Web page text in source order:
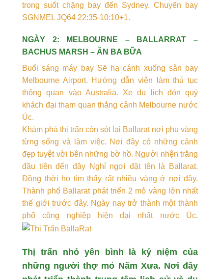
trong suốt chặng bay đến Sydney. Chuyến bay
SGNMEL JQ64 22:35-10:10+1.
NGÀY 2: MELBOURNE – BALLARRAT –
BACHUS MARSH – ĂN BA BỮA
Buổi sáng máy bay Sẽ hạ cánh xuống sân bay
Melbourne Airport. Hướng dẫn viên làm thủ tục
thông quan vào Australia. Xe du lịch đón quý
khách đại tham quan thắng cảnh Melbourne nước
Úc.
Khám phá thị trấn còn sót lại Ballarat nơi phu vàng
từng sống và làm việc. Nơi đây có những cảnh
đẹp tuyệt vời bên những bờ hồ. Người nhện trắng
đầu tiên đến đây Nghỉ ngơi đặt tên là Ballarat.
Đồng thời họ tìm thấy rất nhiều vàng ở nơi đây.
Thành phố Ballarat phát triển 2 mỏ vàng lớn nhất
thế giới trước đây. Ngày nay trở thành một thành
phố công nghiệp hiện đại nhất nước Úc.
Thị trấn nhỏ yên bình là kỷ niệm của
những người thợ mỏ Năm Xưa. Nơi đây